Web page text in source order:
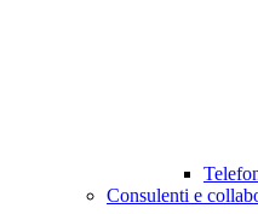
Consulenti e